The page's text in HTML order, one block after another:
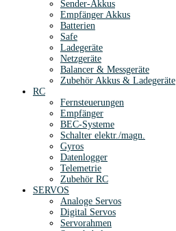
Sender-Akkus
Empfänger Akkus
Batterien
Safe
Ladegeräte
Netzgeräte
Balancer & Messgeräte
Zubehör Akkus & Ladegeräte
RC
Fernsteuerungen
Empfänger
BEC-Systeme
Schalter elektr./magn.
Gyros
Datenlogger
Telemetrie
Zubehör RC
SERVOS
Analoge Servos
Digital Servos
Servorahmen